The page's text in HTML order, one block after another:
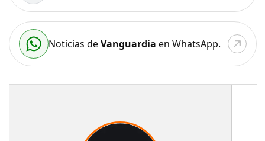
Noticias deVanguardia en WhatsApp.